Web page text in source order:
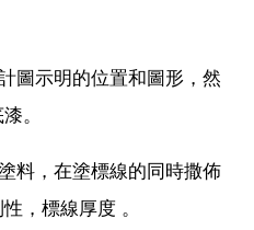
圖示明的位置和圖形，然
。
料，在塗標線的同時撒佈
，標線厚度 。